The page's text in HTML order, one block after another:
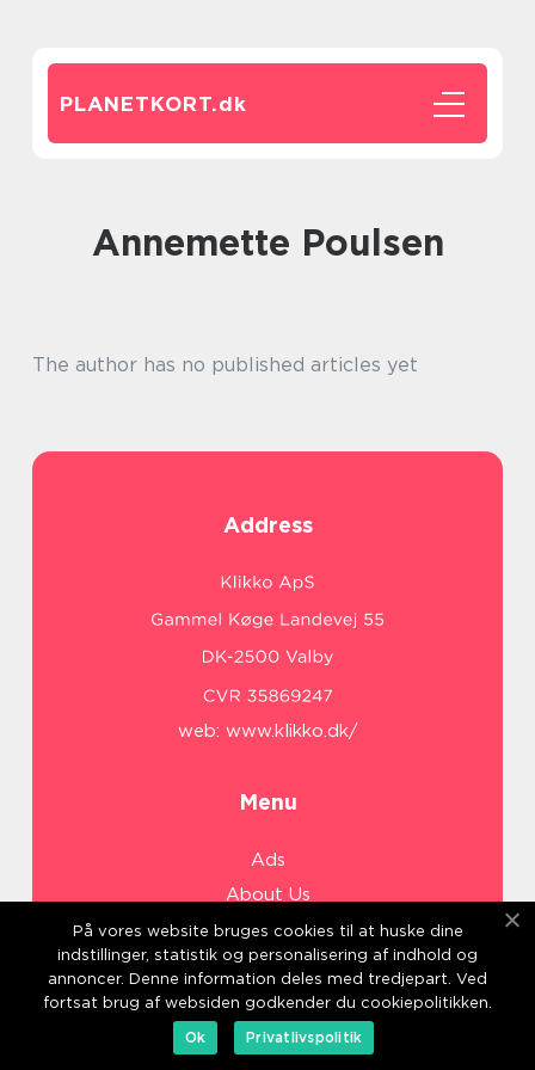
PLANETKORT.dk
Annemette Poulsen
The author has no published articles yet
Address
web: www.klikko.dk/
Menu
Ads
About Us
Cookies
Contact
Sitemap
På vores website bruges cookies til at huske dine
indstillinger, statistik og personalisering af indhold og
annoncer. Denne information deles med tredjepart. Ved
fortsat brug af websiden godkender du cookiepolitikken.
Ok
Privatlivspolitik